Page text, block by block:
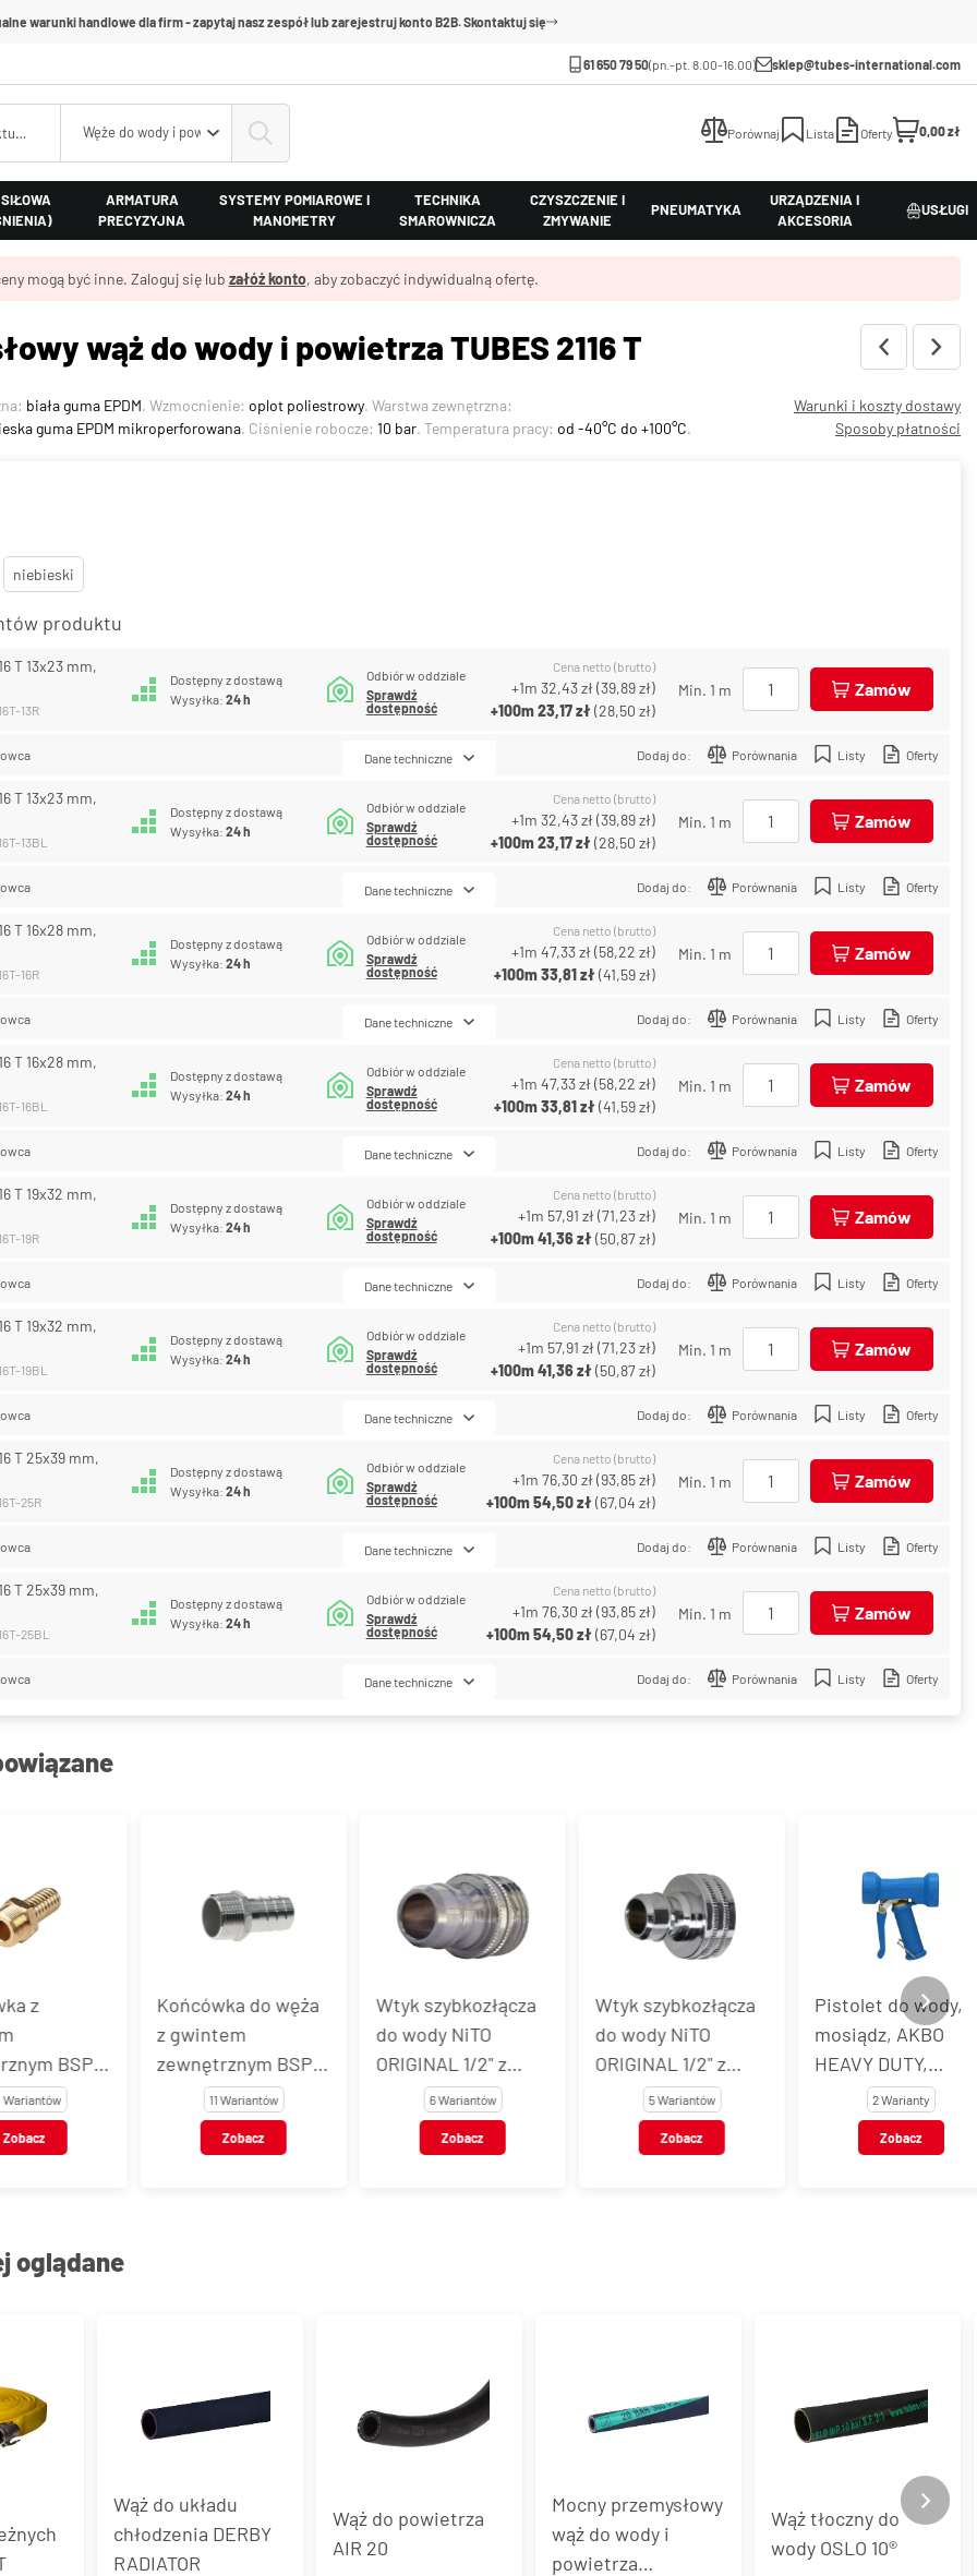
warunki handlowe dla firm - zapytaj nasz zespół lub zarejestruj konto B2B. Skontaktuj się
61 650 79 50(pn.-pt. 8.00-16.00) sklep@tubes-international.com
Węże do wody i powietrza Porównaj Lista Oferty 0,00 zł
ARMATURA
PRECYZYJNA
SYSTEMY POMIAROWE I
MANOMETRY
TECHNIKA
SMAROWNICZA
CZYSZCZENIE I
ZMYWANIE
PNEUMATYKA
URZĄDZENIA I
AKCESORIA
USŁUGI
mogą być inne. Zaloguj się lub załóż konto, aby zobaczyć indywidualną ofertę.
wąż do wody i powietrza TUBES 2116 T
biała guma EPDM. Wzmocnienie: oplot poliestrowy. Warstwa zewnętrzna:
guma EPDM mikroperforowana. Ciśnienie robocze: 10 bar. Temperatura pracy: od -40°C do +100°C.
Warunki i koszty dostawy
Sposoby płatności
niebieski
produktu
T 13x23 mm,
13R
Dostępny z dostawą
Wysyłka:24 h
Odbiór w oddziale
Sprawdź
dostępność
Cena netto (brutto)
+1m 32,43 zł(39,89 zł)
+100m23,17 zł(28,50 zł)
Min. 1 m Zamów
Dodaj do: Porównania Listy Oferty
Dane techniczne
T 13x23 mm,
13BL
Dostępny z dostawą
Wysyłka:24 h
Odbiór w oddziale
Sprawdź
dostępność
Cena netto (brutto)
+1m 32,43 zł(39,89 zł)
+100m23,17 zł(28,50 zł)
Min. 1 m Zamów
Dodaj do: Porównania Listy Oferty
Dane techniczne
T 16x28 mm,
16R
Dostępny z dostawą
Wysyłka:24 h
Odbiór w oddziale
Sprawdź
dostępność
Cena netto (brutto)
+1m 47,33 zł(58,22 zł)
+100m33,81 zł(41,59 zł)
Min. 1 m Zamów
Dodaj do: Porównania Listy Oferty
Dane techniczne
T 16x28 mm,
16BL
Dostępny z dostawą
Wysyłka:24 h
Odbiór w oddziale
Sprawdź
dostępność
Cena netto (brutto)
+1m 47,33 zł(58,22 zł)
+100m33,81 zł(41,59 zł)
Min. 1 m Zamów
Dodaj do: Porównania Listy Oferty
Dane techniczne
T 19x32 mm,
19R
Dostępny z dostawą
Wysyłka:24 h
Odbiór w oddziale
Sprawdź
dostępność
Cena netto (brutto)
+1m 57,91 zł(71,23 zł)
+100m41,36 zł(50,87 zł)
Min. 1 m Zamów
Dodaj do: Porównania Listy Oferty
Dane techniczne
T 19x32 mm,
19BL
Dostępny z dostawą
Wysyłka:24 h
Odbiór w oddziale
Sprawdź
dostępność
Cena netto (brutto)
+1m 57,91 zł(71,23 zł)
+100m41,36 zł(50,87 zł)
Min. 1 m Zamów
Dodaj do: Porównania Listy Oferty
Dane techniczne
T 25x39 mm,
25R
Dostępny z dostawą
Wysyłka:24 h
Odbiór w oddziale
Sprawdź
dostępność
Cena netto (brutto)
+1m 76,30 zł(93,85 zł)
+100m54,50 zł(67,04 zł)
Min. 1 m Zamów
Dodaj do: Porównania Listy Oferty
Dane techniczne
T 25x39 mm,
25BL
Dostępny z dostawą
Wysyłka:24 h
Odbiór w oddziale
Sprawdź
dostępność
Cena netto (brutto)
+1m 76,30 zł(93,85 zł)
+100m54,50 zł(67,04 zł)
Min. 1 m Zamów
Dodaj do: Porównania Listy Oferty
Dane techniczne
BSPT
Końcówka do węża
z gwintem
zewnętrznym BSPT,
stal nierdzewna, typ
11 Wariantów
Wtyk szybkozłącza
do wody NiTO
ORIGINAL 1/2" z
zewnętrznym,
6 Wariantów
Wtyk szybkozłącza
do wody NiTO
ORIGINAL 1/2" z
wewnętrznym,
5 Wariantów
Pistolet do wody,
mosiądz, AKBO
HEAVY DUTY,
2 Warianty
oglądane
Wąż do układu
chłodzenia DERBY
RADIATOR
Wąż do powietrza
AIR 20
Mocny przemysłowy
wąż do wody i
powietrza
Wąż tłoczny do
wody OSLO 10®